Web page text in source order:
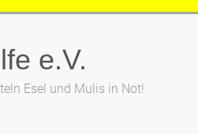
e.V.
Esel und Mulis in Not!